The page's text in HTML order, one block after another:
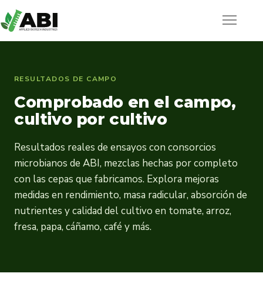
RESULTADOS DE CAMPO
Comprobado en el campo,
cultivo por cultivo
Resultados reales de ensayos con consorcios
microbianos de ABI, mezclas hechas por completo
con las cepas que fabricamos. Explora mejoras
medidas en rendimiento, masa radicular, absorción de
nutrientes y calidad del cultivo en tomate, arroz,
fresa, papa, cáñamo, café y más.